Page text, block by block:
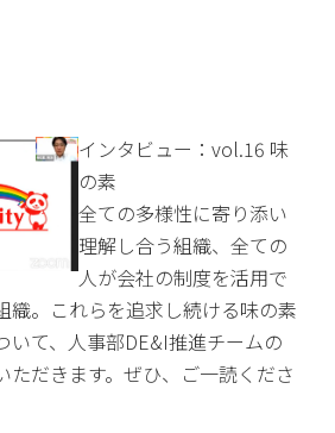
インタビュー：vol.16 味
の素
全ての多様性に寄り添い
理解し合う組織、全ての
人が会社の制度を活用で
織。これらを追求し続ける味の素
いて、人事部DE&I推進チームの
ただきます。ぜひ、ご一読くださ